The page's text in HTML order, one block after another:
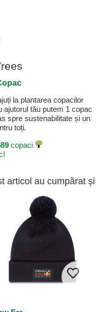
la plantarea copacilor
ajutorul tău putem 1 copac
spre sustenabilitate și un
toți.
copaci
articol au cumpărat și